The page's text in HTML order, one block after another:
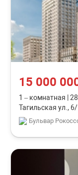
15 000
1 – комнатная
Тагильская ул., 6/
Бульвар